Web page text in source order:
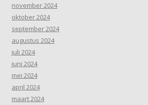
november 2024
oktober 2024
september 2024
augustus 2024
juli 2024
juni 2024
mei 2024
april 2024
maart 2024